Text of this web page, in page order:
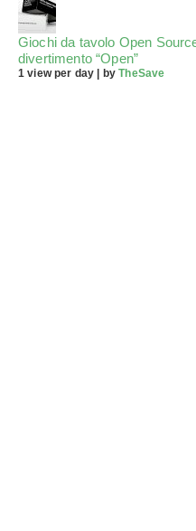
Giochi da tavolo Open
divertimento “Open”
1 view per day byTheSave